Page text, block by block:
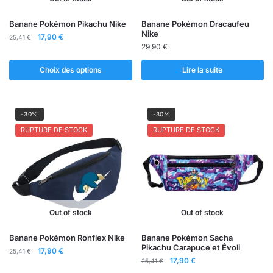
Banane Pokémon Pikachu Nike
25,41€
Le
initial
était :
25,41 €.
17,90 €Le
actuel
est :
17,90 €.
Choix des options
Ce
produit
plusieurs
variations.
options
peuvent
être
choisies
la
page
Banane Pokémon Dracaufeu
Nike
29,90 €
Lire la suite
-30%
RUPTURE DE STOCK
Out of stock
Banane Pokémon Ronflex Nike
25,41€
Le
17,90 €Le
-30%
RUPTURE DE STOCK
Out of stock
Banane Pokémon Sacha
Pikachu Carapuce et Évoli
25,41€
Le
17,90 €Le
Ce
produit
a